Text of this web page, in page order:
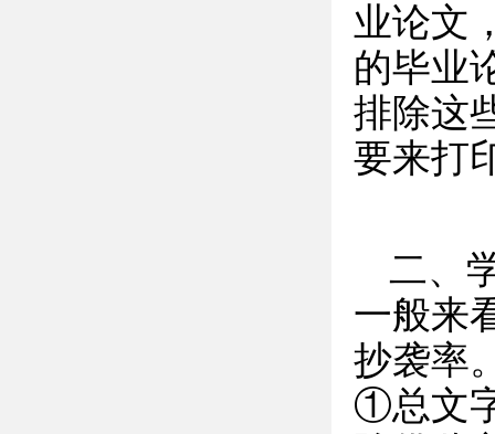
业论文
的毕业
排除这
要来打
二、
一般来
抄袭率
①总文